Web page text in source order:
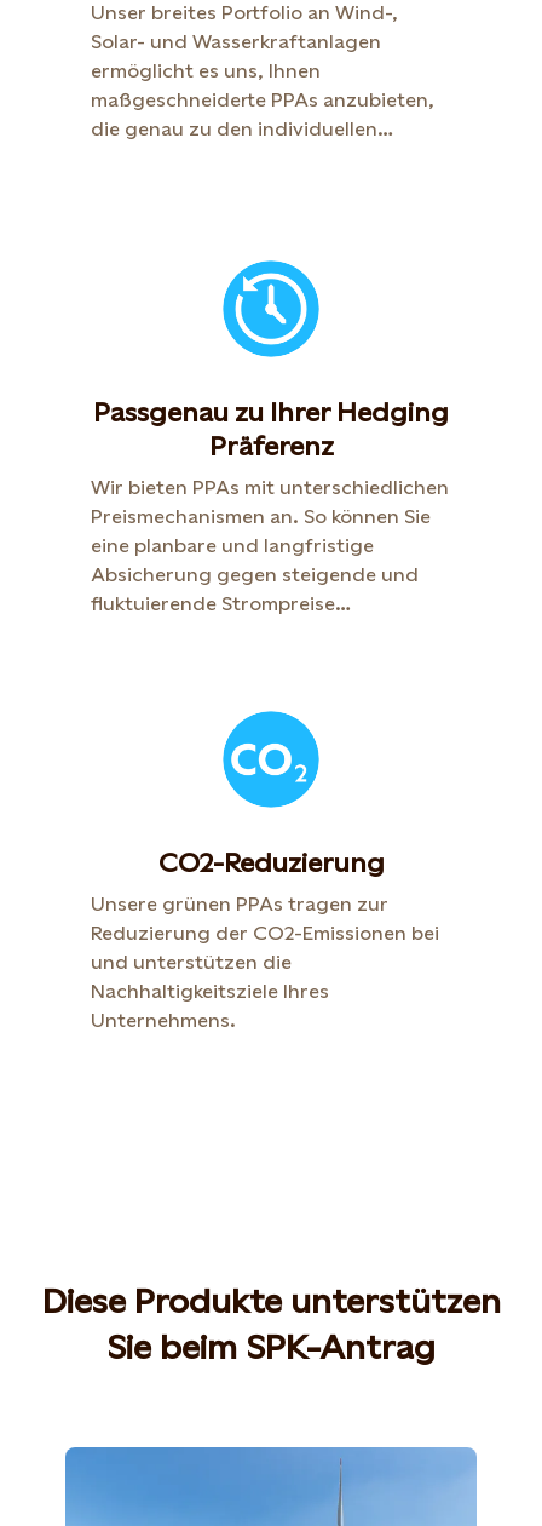
Unser breites Portfolio an Wind-,
Solar- und Wasserkraftanlagen
ermöglicht es uns, Ihnen
maßgeschneiderte PPAs anzubieten,
die genau zu den individuellen
Passgenau zu Ihrer Hedging
Präferenz
Wir bieten PPAs mit unterschiedlichen
Preismechanismen an. So können Sie
eine planbare und langfristige
Absicherung gegen steigende und
fluktuierende Strompreise
CO2-Reduzierung
Unsere grünen PPAs tragen zur
Reduzierung der CO2-Emissionen bei
und unterstützen die
Nachhaltigkeitsziele Ihres
Unternehmens.
Diese Produkte unterstützen
Sie beim SPK-Antrag